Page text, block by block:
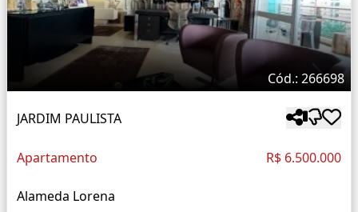
Cód.: 266698
JARDIM PAULISTA
Apartamento R$ 6.500.000
Alameda Lorena